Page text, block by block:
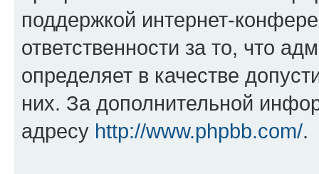
поддержкой интернет-
ответственности за то, что
определяет в качестве
них. За дополнительной
адресу http://www.phpbb.com/.